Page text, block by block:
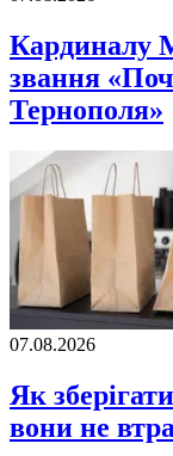
Кардиналу
звання
Тернополя»
07.08.2026
Як
вони не